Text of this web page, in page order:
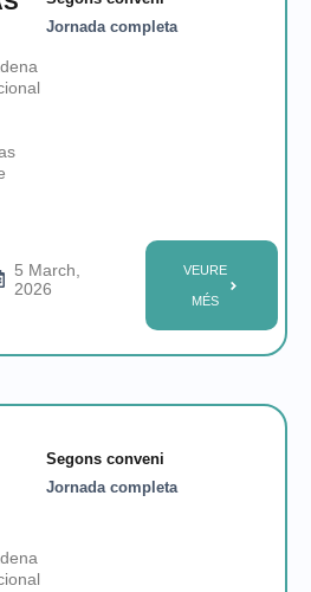
Jornada completa
5 March,
2026
VEURE
MÉS
Segons conveni
Jornada completa